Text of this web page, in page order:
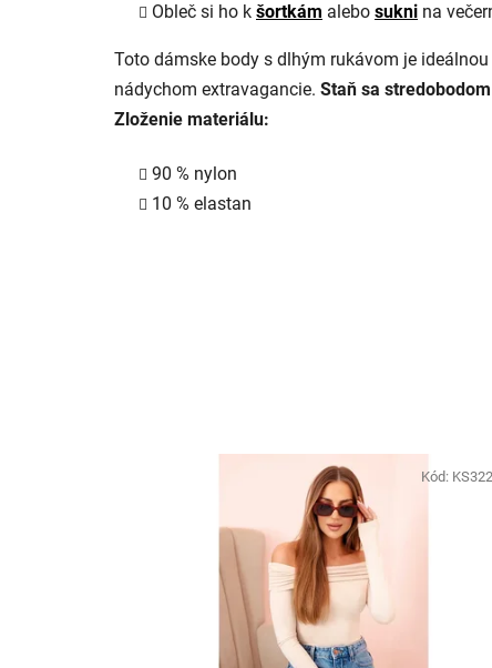
Obleč si ho k šortkám alebo sukni na
Toto dámske body s dlhým rukávom je
nádychom extravagancie. Staň sa
Zloženie materiálu:
90 % nylon
10 % elastan
Kód: